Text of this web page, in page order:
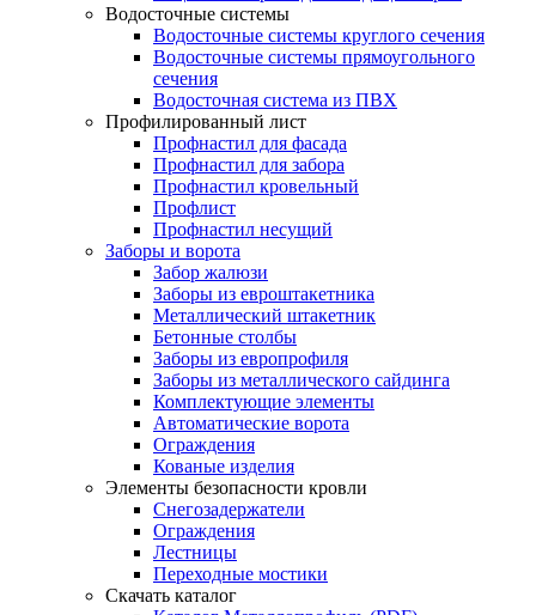
Водосточные системы
Водосточные системы круглого сечения
Водосточные системы прямоугольного
сечения
Водосточная система из ПВХ
Профилированный лист
Профнастил для фасада
Профнастил для забора
Профнастил кровельный
Профлист
Профнастил несущий
Заборы и ворота
Забор жалюзи
Заборы из евроштакетника
Металлический штакетник
Бетонные столбы
Заборы из европрофиля
Заборы из металлического сайдинга
Комплектующие элементы
Автоматические ворота
Ограждения
Кованые изделия
Элементы безопасности кровли
Снегозадержатели
Ограждения
Лестницы
Переходные мостики
Скачать каталог